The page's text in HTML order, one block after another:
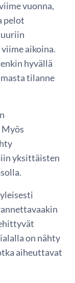
vuonna,
pelot
aikoina.
hyvällä
tilanne
yksittäisten
on nähty
aiheuttavat